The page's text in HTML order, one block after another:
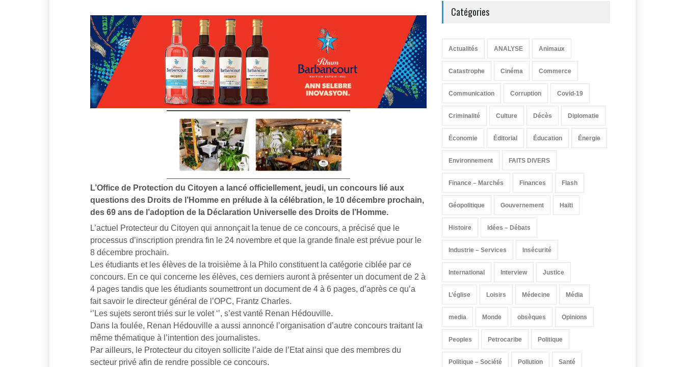
L’Office de Protection du Citoyen a lancé officiellement, jeudi, un concours lié aux
questions des Droits de l’Homme en prélude à la célébration, le 10 décembre prochain,
des 69 ans de l’adoption de la Déclaration Universelle des Droits de l’Homme.
L’actuel Protecteur du Citoyen qui annonçait la tenue de ce concours, a précisé que le
processus d’inscription prendra fin le 24 novembre et que la grande finale est prévue pour le
8 décembre prochain.
Les étudiants et les élèves de la troisième à la Philo constituent la catégorie ciblée par ce
concours. En ce qui concerne les élèves, ces derniers auront à présenter un document de 2 à
4 pages tandis que les étudiants soumettront un document de 4 à 6 pages, d’après ce qu’a
fait savoir le directeur général de l’OPC, Frantz Charles.
‘’Les sujets seront triés sur le volet ‘’, s’est vanté Renan Hédouville.
Dans la foulée, Renan Hédouville a aussi annoncé l’organisation d’autre concours traitant la
même thématique à l’intention des journalistes.
Par ailleurs, le Protecteur du citoyen sollicite l’aide de l’Etat ainsi que des membres du
secteur privé afin de rendre possible ce concours.
Catégories
Actualités ANALYSE Animaux
Catastrophe Cinéma Commerce
Communication Corruption Covid-19
Criminalité Culture Décès Diplomatie
Économie Éditorial Éducation Énergie
Environnement FAITS DIVERS
Finance – Marchés Finances Flash
Géopolitique Gouvernement Haïti
Histoire Idées – Débats
Industrie – Services Insécurité
International Interview Justice
L’église Loisirs Médecine Média
media Monde obsèques Opinions
Peoples Petrocaribe Politique
Politique – Société Pollution Santé